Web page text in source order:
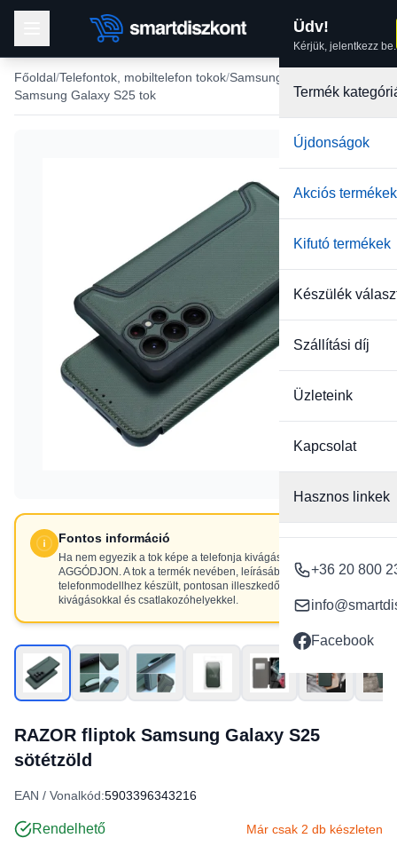
Üdv!
Kérjük, jelentkezz be.
Termék
Újdonságok
Akciós termékek
Kifutó termékek
Készülék
Szállítási díj
Üzleteink
Kapcsolat
Hasznos linkek
+36 20 800
Facebook
Főoldal Telefontok, mobiltelefon tokok Samsung tokok
Samsung Galaxy S25 tok
Fontos információ
Ha nem egyezik a tok képe a telefonja kivágásaival, NE
AGGÓDJON. A tok a termék nevében, leírásában szereplő
telefonmodellhez készült, pontosan illeszkedő
kivágásokkal és csatlakozóhelyekkel.
RAZOR fliptok Samsung Galaxy S25
sötétzöld
EAN / Vonalkód:5903396343216
Rendelhető Már csak 2 db készleten